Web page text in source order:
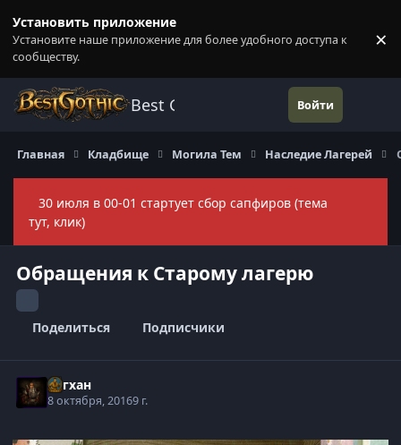
Установить приложение
Установите наше приложение для более удобного доступа к
сообществу.
×
Best Gothic Forums Войти
Главная Кладбище Могила Тем Наследие Лагерей
30 июля в 00-01 стартует сбор сапфиров (тема
тут, клик)
Обращения к Старому лагерю
Поделиться Подписчики
Асгхан
8 октября, 20169 г.